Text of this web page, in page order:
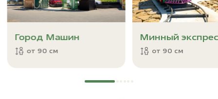
Город Машин
от 90 см
Минный
от 90 см